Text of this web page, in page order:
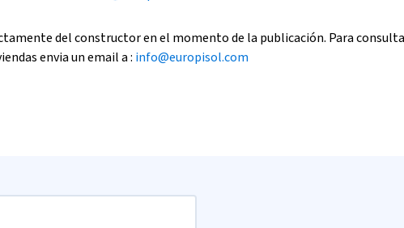
del constructor en el momento de la publicación. Para
envia un email a : info@europisol.com